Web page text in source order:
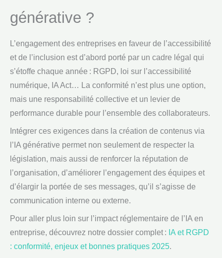
générative ?
L’engagement des entreprises en faveur de l’accessibilité
et de l’inclusion est d’abord porté par un cadre légal qui
s’étoffe chaque année : RGPD, loi sur l’accessibilité
numérique, IA Act… La conformité n’est plus une option,
mais une responsabilité collective et un levier de
performance durable pour l’ensemble des collaborateurs.
Intégrer ces exigences dans la création de contenus via
l’IA générative permet non seulement de respecter la
législation, mais aussi de renforcer la réputation de
l’organisation, d’améliorer l’engagement des équipes et
d’élargir la portée de ses messages, qu’il s’agisse de
communication interne ou externe.
Pour aller plus loin sur l’impact réglementaire de l’IA en
entreprise, découvrez notre dossier complet : IA et RGPD
: conformité, enjeux et bonnes pratiques 2025.